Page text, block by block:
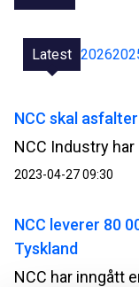
Latest 2026
NCC skal
2023-04-27 09:30
NCC leverer 80
Tyskland